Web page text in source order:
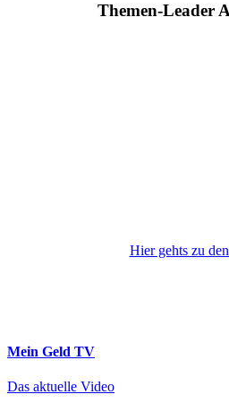
Themen-Leader
Hier gehts zu
Mein Geld TV
Das aktuelle Video